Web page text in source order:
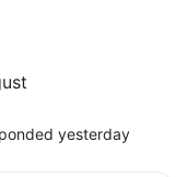
yesterday